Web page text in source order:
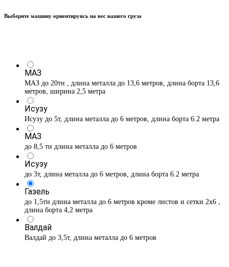
Выберите машину ориентируясь на вес вашего груза
МАЗ
МАЗ до 20тн , длина металла до 13,6 метров, длина борта 13,6
метров, ширина 2,5 метра
Исузу
Исузу до 5т, длина металла до 6 метров, длина борта 6.2 метра
МАЗ
до 8,5 тн длина металла до 6 метров
Исузу
до 3т, длина металла до 6 метров, длина борта 6.2 метра
Газель
до 1,5тн длина металла до 6 метров кроме листов и сетки 2х6 ,
длина борта 4,2 метра
Валдай
Валдай до 3,5т, длина металла до 6 метров